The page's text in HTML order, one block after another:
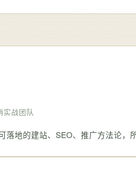
实战团队
落地的建站、SEO、推广方法论，